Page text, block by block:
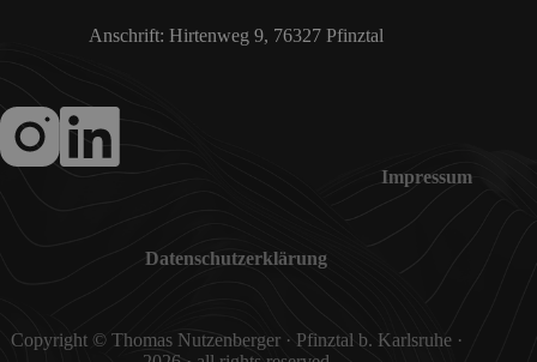
Anschrift: Hirtenweg 9, 76327 Pfinztal
Impressum
Datenschutzerklärung
Copyright © Thomas Nutzenberger · Pfinztal b. Karlsruhe ·